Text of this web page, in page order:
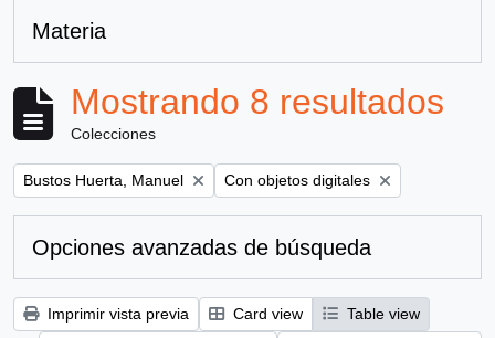
Materia
Mostrando 8 resultados
Colecciones
Remove filter:
Bustos Huerta, Manuel Remove filter:
Con objetos digitales
Opciones avanzadas de búsqueda
Imprimir vista previa Card view
Table view